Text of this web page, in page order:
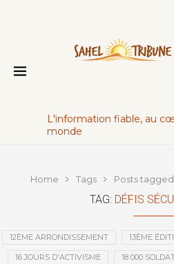
L'information fiable, au
monde
Home Tags Posts
TAG: DÉFIS
12ÈME ARRONDISSEMENT 13ÈME
16 JOURS D'ACTIVISME 18 000